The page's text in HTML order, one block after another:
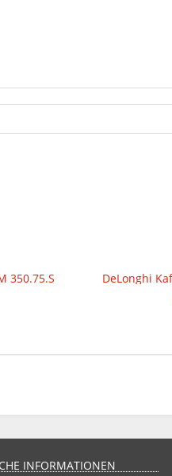
350.75.S DeLonghi
INFORMATIONEN